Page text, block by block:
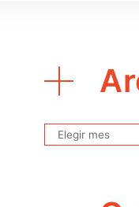
Archivo